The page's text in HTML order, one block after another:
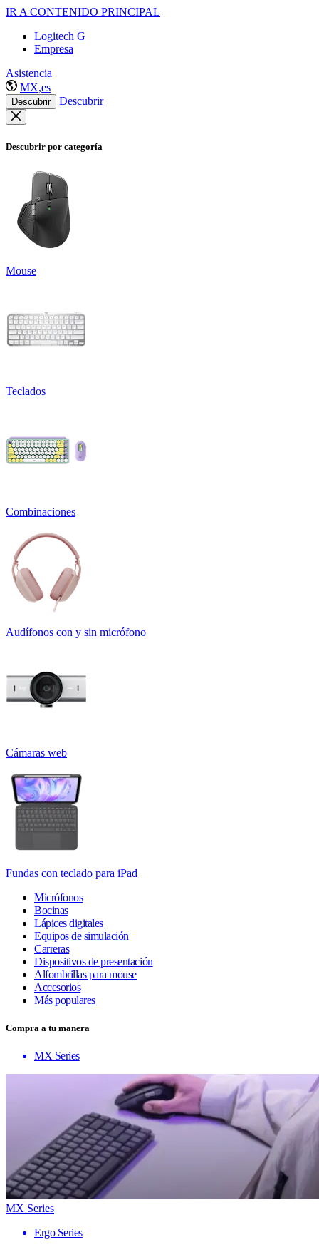
IR A CONTENIDO PRINCIPAL
Logitech G
Empresa
Asistencia
MX,es
Descubrir Descubrir
Descubrir por categoría
Mouse
Teclados
Combinaciones
Audífonos con y sin micrófono
Cámaras web
Fundas con teclado para iPad
Micrófonos
Bocinas
Lápices digitales
Equipos de simulación
Carreras
Dispositivos de presentación
Alfombrillas para mouse
Accesorios
Más populares
Compra a tu manera
MX Series
MX Series
Ergo Series